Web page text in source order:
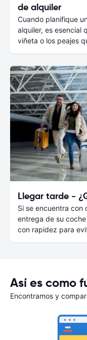
de alquiler
Cuando planifique
alquiler, es esencial
viñeta o los peajes
Llegar tarde -
Si se encuentra con
entrega de su
con rapidez para
Así es como
Encontramos y